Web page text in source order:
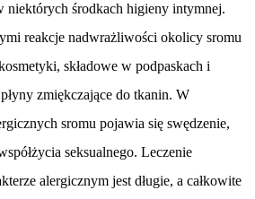
niektórych środkach higieny intymnej.
reakcje nadwrażliwości okolicy sromu
składowe w podpaskach i
zmiękczające do tkanin. W
sromu pojawia się swędzenie,
seksualnego. Leczenie
alergicznym jest długie, a całkowite